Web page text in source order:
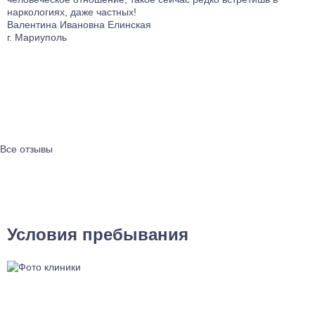
наркологиях, даже частных!
Валентина Ивановна Елинская
г. Мариуполь
Все отзывы
Условия пребывания